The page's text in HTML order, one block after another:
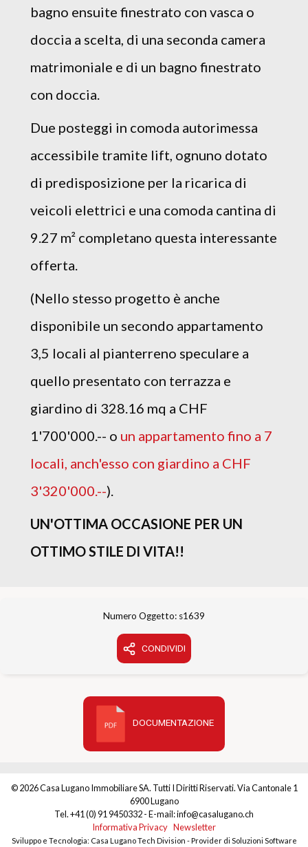
bagno ensuite finestrato con vasca o
doccia a scelta, di una seconda camera
matrimoniale e di un bagno finestrato
con doccia.
Due posteggi in comoda autorimessa
accessibile tramite lift, ognuno dotato
di predisposizione per la ricarica di
veicoli elettrici e una comoda cantina di
9.27 m² completano questa interessante
offerta.
(Nello stesso progetto è anche
disponibile un secondo appartamento
3,5 locali al pianterreno speculare a
quello presentato con terrazza e
giardino di 328.16 mq a CHF
1'700'000.-- o un appartamento fino a 7
locali, anch'esso con giardino a CHF
3'320'000.--).
UN'OTTIMA OCCASIONE PER UN
OTTIMO STILE DI VITA!!
Numero Oggetto: s1639
CONDIVIDI
DOCUMENTAZIONE
© 2026 Casa Lugano Immobiliare SA. Tutti I Diritti Riservati. Via Cantonale 1
6900 Lugano
Tel. +41 (0) 91 9450332 - E-mail: info@casalugano.ch
Informativa Privacy Newsletter
Sviluppo e Tecnologia: Casa Lugano Tech Division - Provider di Soluzioni Software